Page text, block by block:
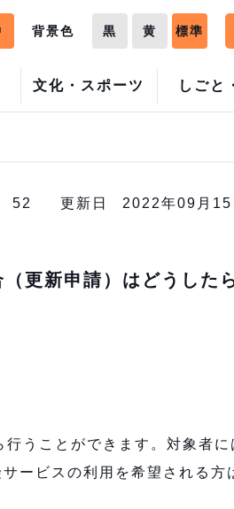
文化・スポーツ しごと
背景色 黒 黄 標準
52 更新日 2022年09月15
更新申請）はどうした
うことができます。対象者に
ービスの利用を希望される方